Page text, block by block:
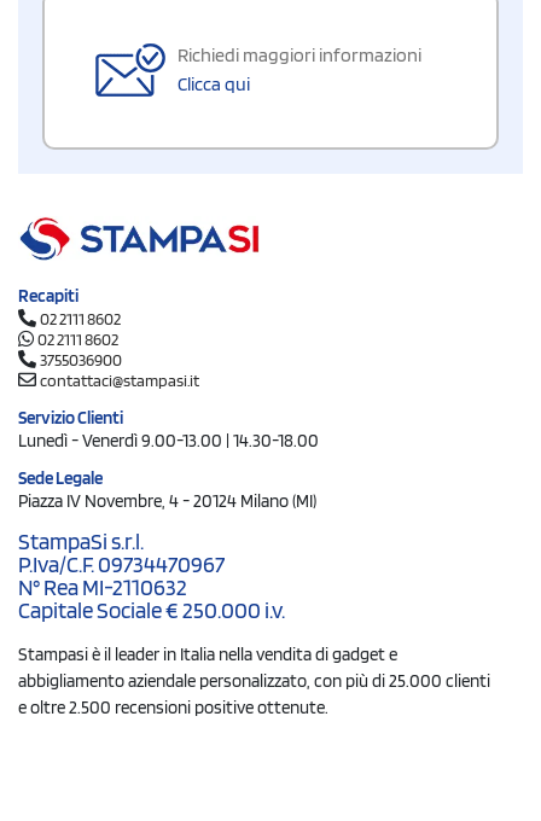
Richiedi maggiori informazioni
Clicca qui
Recapiti
02 2111 8602
02 2111 8602
3755036900
contattaci@stampasi.it
Servizio Clienti
Lunedì - Venerdì 9.00-13.00 | 14.30-18.00
Sede Legale
Piazza IV Novembre, 4 - 20124 Milano (MI)
StampaSi s.r.l.
P.Iva/C.F. 09734470967
N° Rea MI-2110632
Capitale Sociale € 250.000 i.v.
Stampasi è il leader in Italia nella vendita di gadget e
abbigliamento aziendale personalizzato, con più di 25.000 clienti
e oltre 2.500 recensioni positive ottenute.